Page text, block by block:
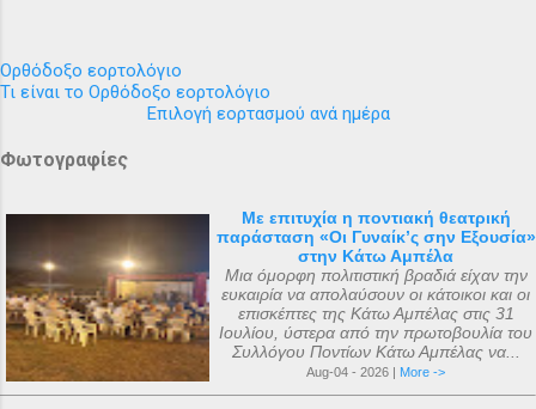
Ορθόδοξο εορτολόγιο
Τι είναι το Ορθόδοξο εορτολόγιο
Επιλογή εορτασμού ανά ημέρα
Φωτογραφίες
Με επιτυχία η ποντιακή θεατρική
παράσταση «Οι Γυναίκ’ς σην Εξουσία»
στην Κάτω Αμπέλα
Μια όμορφη πολιτιστική βραδιά είχαν την
ευκαιρία να απολαύσουν οι κάτοικοι και οι
επισκέπτες της Κάτω Αμπέλας στις 31
Ιουλίου, ύστερα από την πρωτοβουλία του
Συλλόγου Ποντίων Κάτω Αμπέλας να...
Aug-04 - 2026 | More ->